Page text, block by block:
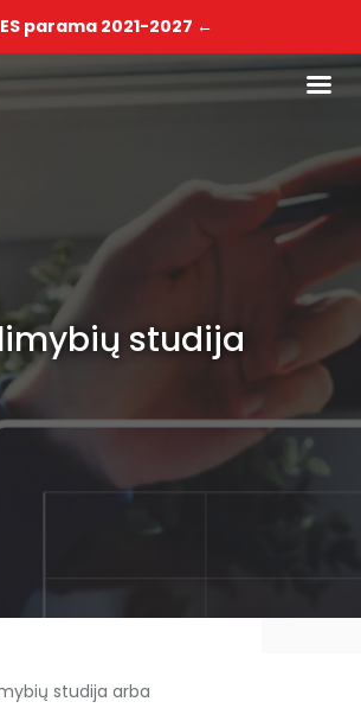
parama 2021-2027 ←
studija
studija arba